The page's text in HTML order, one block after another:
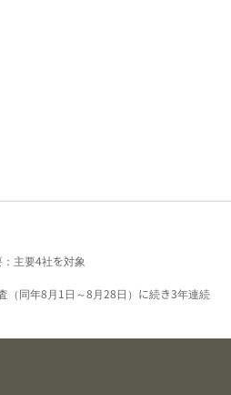
主要4社を対象
（同年8月1日～8月28日）に続き3年連続